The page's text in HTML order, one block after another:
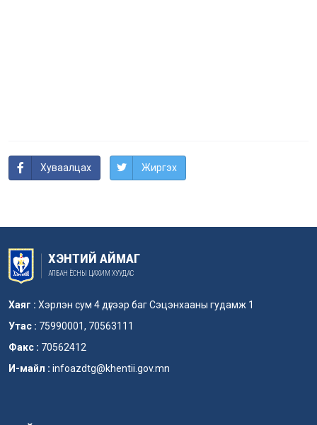
Хуваалцах Жиргэх
ХЭНТИЙ АЙМАГ
АЛБАН ЁСНЫ ЦАХИМ ХУУДАС
Хаяг : Хэрлэн сум 4 дүгээр баг Сэцэнхааны гудамж 1
Утас : 75990001, 70563111
Факс : 70562412
И-майл : infoazdtg@khentii.gov.mn